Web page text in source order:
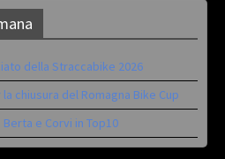
della Straccabike 2026
chiusura del Romagna Bike Cup
Berta e Corvi in Top10